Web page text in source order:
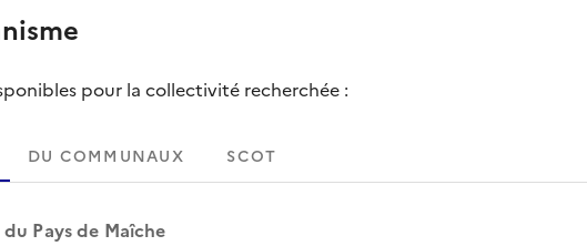
pour la collectivité recherchée :
DU COMMUNAUX SCOT
Pays de Maîche